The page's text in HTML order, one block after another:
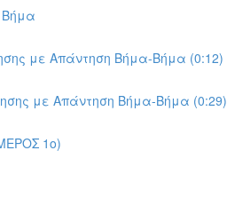
Βήμα
με Απάντηση Βήμα-Βήμα (0:12)
με Απάντηση Βήμα-Βήμα (0:29)
1ο)